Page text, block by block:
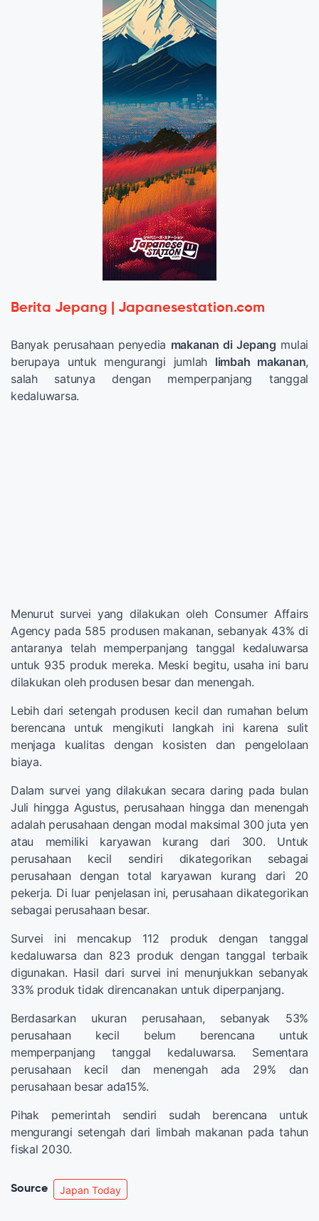
Berita Jepang | Japanesestation.com
Banyak perusahaan penyedia makanan di Jepang mulai
berupaya untuk mengurangi jumlah limbah makanan,
salah satunya dengan memperpanjang tanggal
kedaluwarsa.
Menurut survei yang dilakukan oleh Consumer Affairs
Agency pada 585 produsen makanan, sebanyak 43% di
antaranya telah memperpanjang tanggal kedaluwarsa
untuk 935 produk mereka. Meski begitu, usaha ini baru
dilakukan oleh produsen besar dan menengah.
Lebih dari setengah produsen kecil dan rumahan belum
berencana untuk mengikuti langkah ini karena sulit
menjaga kualitas dengan kosisten dan pengelolaan
biaya.
Dalam survei yang dilakukan secara daring pada bulan
Juli hingga Agustus, perusahaan hingga dan menengah
adalah perusahaan dengan modal maksimal 300 juta yen
atau memiliki karyawan kurang dari 300. Untuk
perusahaan kecil sendiri dikategorikan sebagai
perusahaan dengan total karyawan kurang dari 20
pekerja. Di luar penjelasan ini, perusahaan dikategorikan
sebagai perusahaan besar.
Survei ini mencakup 112 produk dengan tanggal
kedaluwarsa dan 823 produk dengan tanggal terbaik
digunakan. Hasil dari survei ini menunjukkan sebanyak
33% produk tidak direncanakan untuk diperpanjang.
Berdasarkan ukuran perusahaan, sebanyak 53%
perusahaan kecil belum berencana untuk
memperpanjang tanggal kedaluwarsa. Sementara
perusahaan kecil dan menengah ada 29% dan
perusahaan besar ada15%.
Pihak pemerintah sendiri sudah berencana untuk
mengurangi setengah dari limbah makanan pada tahun
fiskal 2030.
Source Japan Today